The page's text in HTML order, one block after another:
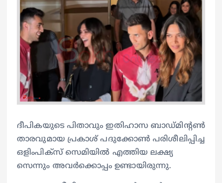
ദീപികയുടെ പിതാവും ഇതിഹാസ ബാഡ്മിന്‍റണ്‍
താരവുമായ പ്രകാശ് പദുക്കോൺ പരിശീലിപ്പിച്ച
ഒളിംപിക്സ് സെമിയില്‍ എത്തിയ ലക്ഷ്യ
സെന്നും അവർക്കൊപ്പം ഉണ്ടായിരുന്നു.